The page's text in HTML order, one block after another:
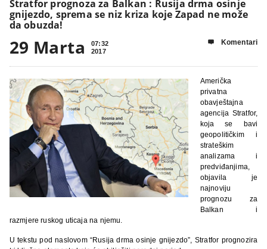
Stratfor prognoza za Balkan : Rusija drma osinje
gnijezdo, sprema se niz kriza koje Zapad ne može
da obuzda!
29 Marta
07:32
2017
 Komentari
Američka
privatna
obavještajna
agencija Stratfor,
koja se bavi
geopolitičkim i
strateškim
analizama i
predviđanjima,
objavila je
najnoviju
prognozu za
Balkan i
razmjere ruskog uticaja na njemu.
U tekstu pod naslovom “Rusija drma osinje gnijezdo”, Stratfor prognozira